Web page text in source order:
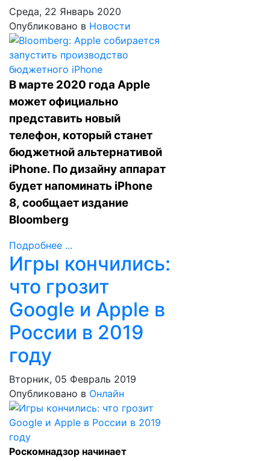
Среда, 22 Январь 2020
Опубликовано в Новости
В марте 2020 года Apple
может официально
представить новый
телефон, который станет
бюджетной альтернативой
iPhone. По дизайну аппарат
будет напоминать iPhone
8, сообщает издание
Bloomberg
Подробнее ...
Игры кончились:
что грозит
Google и Apple в
России в 2019
году
Вторник, 05 Февраль 2019
Опубликовано в Онлайн
Роскомнадзор начинает